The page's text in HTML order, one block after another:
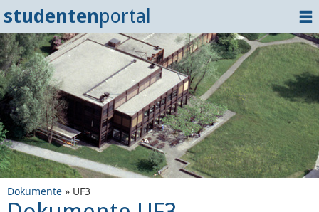
studentenportal
Home
Dokumente
Events
? Tipps
Login
Dokumente » UF3